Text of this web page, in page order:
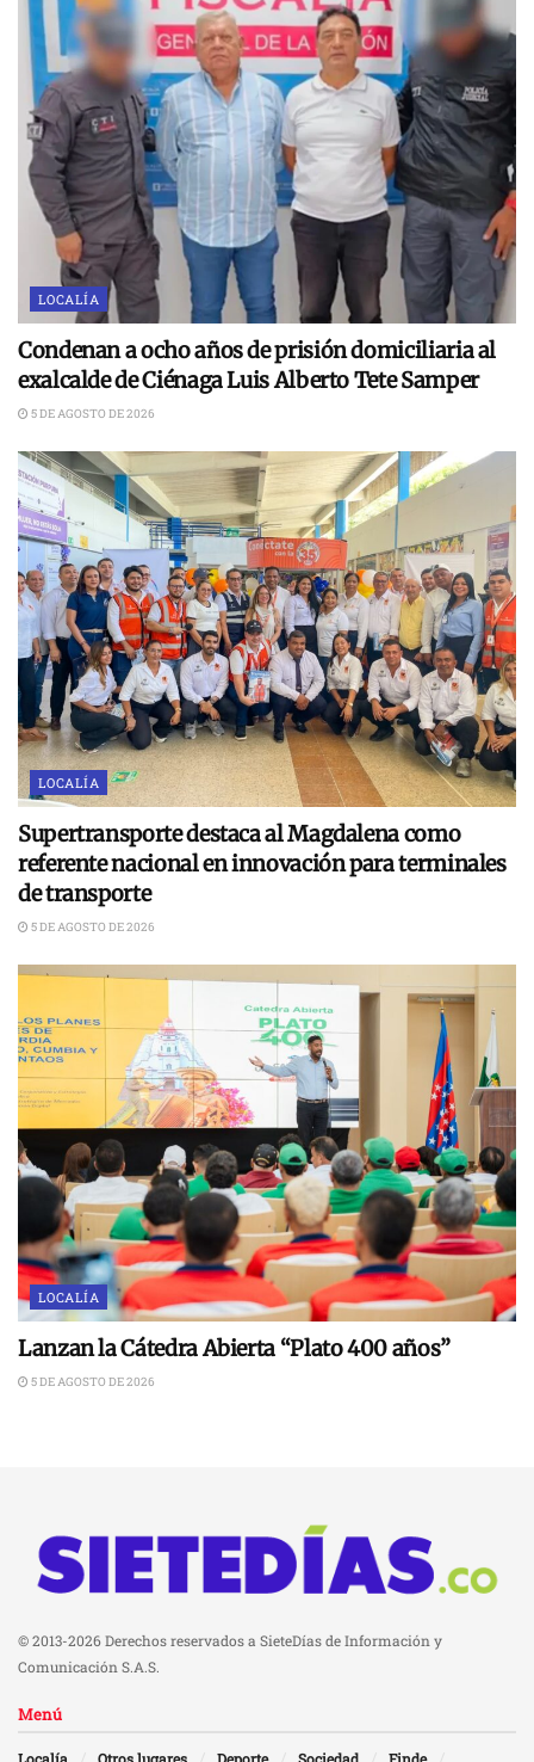
LOCALÍA
Condenan a ocho años de prisión domiciliaria al
exalcalde de Ciénaga Luis Alberto Tete Samper
5 DE AGOSTO DE 2026
LOCALÍA
Supertransporte destaca al Magdalena como
referente nacional en innovación para terminales
de transporte
5 DE AGOSTO DE 2026
LOCALÍA
Lanzan la Cátedra Abierta “Plato 400 años”
5 DE AGOSTO DE 2026
© 2013-2026 Derechos reservados a SieteDías de Información y
Comunicación S.A.S.
Menú